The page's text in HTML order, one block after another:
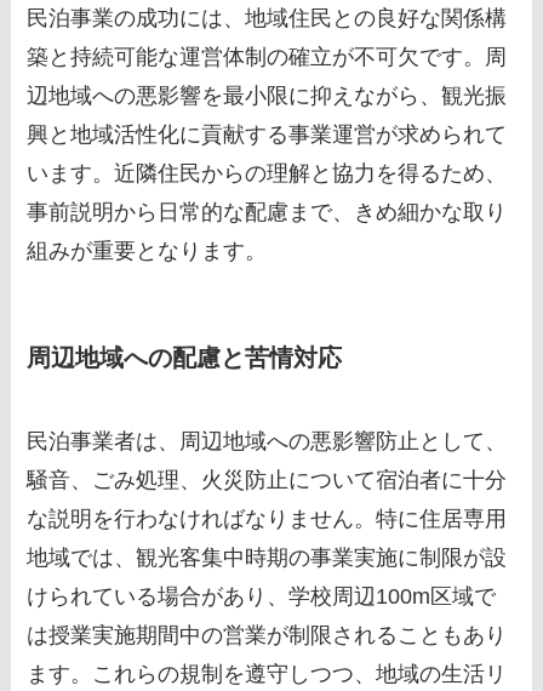
民泊事業の成功には、地域住民との良好な関係構
築と持続可能な運営体制の確立が不可欠です。周
辺地域への悪影響を最小限に抑えながら、観光振
興と地域活性化に貢献する事業運営が求められて
います。近隣住民からの理解と協力を得るため、
事前説明から日常的な配慮まで、きめ細かな取り
組みが重要となります。
周辺地域への配慮と苦情対応
民泊事業者は、周辺地域への悪影響防止として、
騒音、ごみ処理、火災防止について宿泊者に十分
な説明を行わなければなりません。特に住居専用
地域では、観光客集中時期の事業実施に制限が設
けられている場合があり、学校周辺100m区域で
は授業実施期間中の営業が制限されることもあり
ます。これらの規制を遵守しつつ、地域の生活リ